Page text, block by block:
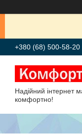
+380 (68) 500-58-20
Надійний інтернет
комфортно!